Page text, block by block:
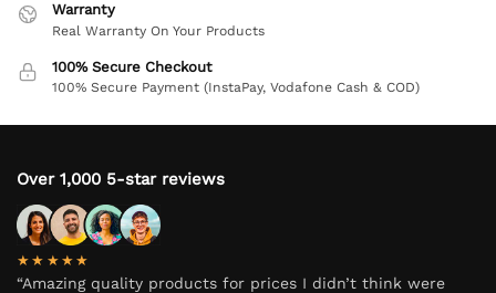
Warranty
Real Warranty On Your Products
100% Secure Checkout
100% Secure Payment (InstaPay, Vodafone Cash & COD)
Over 1,000 5-star reviews
★★★★★
“Amazing quality products for prices I didn’t think were